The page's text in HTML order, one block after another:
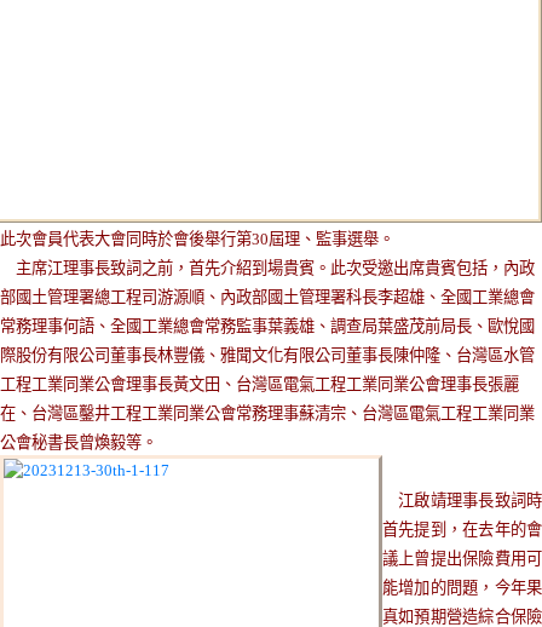
此次會員代表大會同時於會後舉行第30屆理、監事選舉。
主席江理事長致詞之前，首先介紹到場貴賓。此次受邀出席貴賓包括，內政
部國土管理署總工程司游源順、內政部國土管理署科長李超雄、全國工業總會
常務理事何語、全國工業總會常務監事葉義雄、調查局葉盛茂前局長、歐悅國
際股份有限公司董事長林豐儀、雅聞文化有限公司董事長陳仲隆、台灣區水管
工程工業同業公會理事長黃文田、台灣區電氣工程工業同業公會理事長張麗
在、台灣區鑿井工程工業同業公會常務理事蘇清宗、台灣區電氣工程工業同業
公會秘書長曾煥毅等。
江啟靖理事長致詞時
首先提到，在去年的會
議上曾提出保險費用可
能增加的問題，今年果
真如預期營造綜合保險